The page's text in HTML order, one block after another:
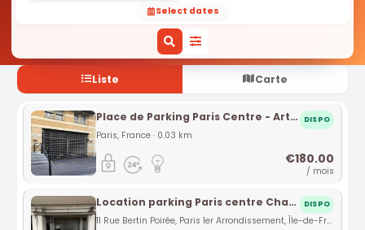
Select dates
Liste Carte
Place de Parking Paris Centre - Arts et Métiers DISPO
Paris, France · 0.03 km
€180.00
/ mois
Location parking Paris centre Chatelet rue Bertin Poirée (75) DISPO
11 Rue Bertin Poirée, Paris 1er Arrondissement, Île-de-France, France · 0.67 km